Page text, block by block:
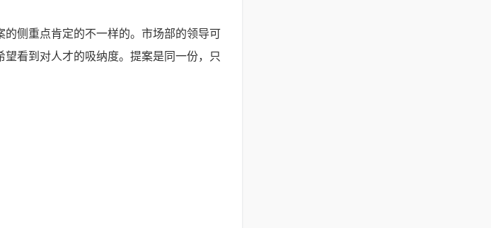
侧重点肯定的不一样的。市场部的领导可
看到对人才的吸纳度。提案是同一份，只